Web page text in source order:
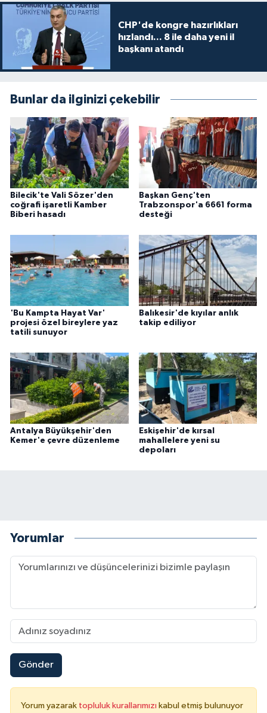
CHP'de kongre hazırlıkları
hızlandı... 8 ile daha yeni il
başkanı atandı
Bunlar da ilginizi çekebilir
Bilecik'te Vali Sözer'den
coğrafi işaretli Kamber
Biberi hasadı
Başkan Genç'ten
Trabzonspor'a 6661 forma
desteği
'Bu Kampta Hayat Var'
projesi özel bireylere yaz
tatili sunuyor
Balıkesir'de kıyılar anlık
takip ediliyor
Antalya Büyükşehir'den
Kemer'e çevre düzenleme
Eskişehir'de kırsal
mahallelere yeni su
depoları
Yorumlar
Gönder
Yorum yazarak topluluk kurallarımızı kabul etmiş bulunuyor